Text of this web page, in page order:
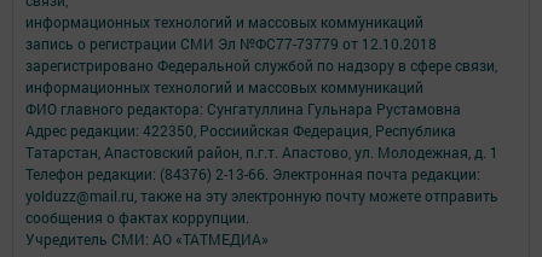
информационных технологий и массовых коммуникаций
запись о регистрации СМИ Эл №ФС77-73779 от 12.10.2018
зарегистрировано Федеральной службой по надзору в сфере связи,
информационных технологий и массовых коммуникаций
ФИО главного редактора: Сунгатуллина Гульнара Рустамовна
Адрес редакции: 422350, Россиийская Федерация, Республика
Татарстан, Апастовский район, п.г.т. Апастово, ул. Молодежная, д. 1
Телефон редакции: (84376) 2-13-66. Электронная почта редакции:
yolduzz@mail.ru, также на эту электронную почту можете отправить
сообщения о фактах коррупции.
Учредитель СМИ: АО «ТАТМЕДИА»